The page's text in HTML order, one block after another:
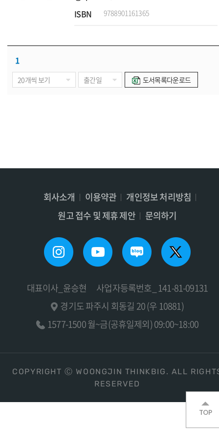
ISBN 9788901161365
1
도서목록다운로드
회사소개 이용약관
개인정보 처리방침
원고 접수 및 제휴 제안
문의하기
대표이사_윤승현
사업자등록번호_ 141-81-09131
경기도 파주시 회동길 20 (우 10881)
1577-1500 월~금(공휴일제외) 09:00~18:00
COPYRIGHT Ⓒ WOONGJIN THINKBIG. ALL
RESERVED
TOP